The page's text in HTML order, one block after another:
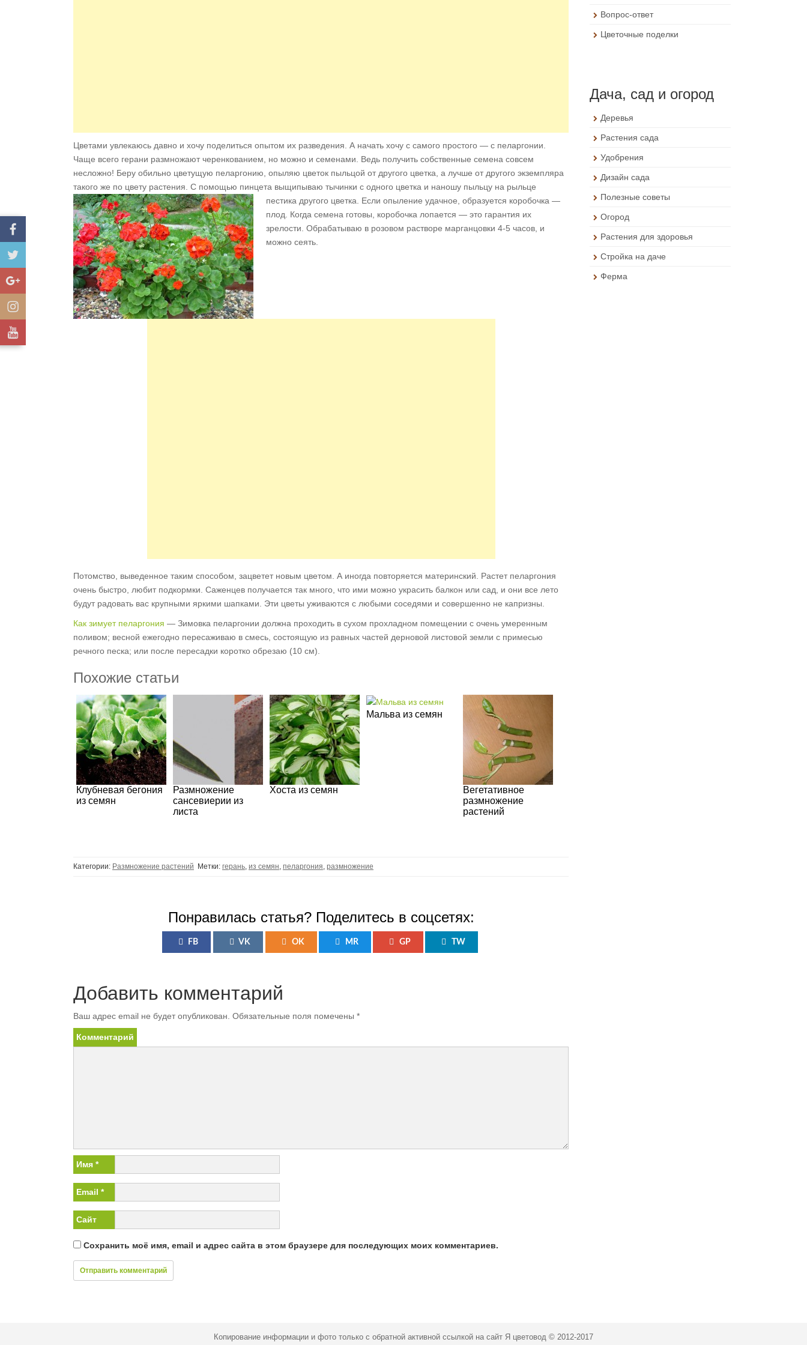
Цветами увлекаюсь давно и хочу поделиться опытом их разведения. А начать хочу с самого простого — с пеларгонии.
Чаще всего герани размножают черенкованием, но можно и семенами. Ведь получить собственные семена совсем
несложно! Беру обильно цветущую пеларгонию, опыляю цветок пыльцой от другого цветка, а лучше от другого экземпляра
такого же по цвету растения. С помощью пинцета выщипываю тычинки с одного цветка и наношу пыльцу на рыльце
пестика другого цветка. Если опыление удачное, образуется коробочка —
плод. Когда семена готовы, коробочка лопается — это гарантия их
зрелости. Обрабатываю в розовом растворе марганцовки 4-5 часов, и
можно сеять.
Потомство, выведенное таким способом, зацветет новым цветом. А иногда повторяется материнский. Растет пеларгония
очень быстро, любит подкормки. Саженцев получается так много, что ими можно украсить балкон или сад, и они все лето
будут радовать вас крупными яркими шапками. Эти цветы уживаются с любыми соседями и совершенно не капризны.
Как зимует пеларгония — Зимовка пеларгонии должна проходить в сухом прохладном помещении с очень умеренным
поливом; весной ежегодно пересаживаю в смесь, состоящую из равных частей дерновой листовой земли с примесью
речного песка; или после пересадки коротко обрезаю (10 см).
Похожие статьи
Клубневая бегония
из семян
Размножение
сансевиерии из
листа
Хоста из семян
Мальва из семян
Вегетативное
размножение
растений
Категории: Размножение растений Метки: герань, из семян, пеларгония, размножение
Понравилась статья? Поделитесь в соцсетях:
FB VK OK MR GP TW
Добавить комментарий
Ваш адрес email не будет опубликован. Обязательные поля помечены *
Комментарий
Имя *
Email *
Сайт
Сохранить моё имя, email и адрес сайта в этом браузере для последующих моих комментариев.
Вопрос-ответ
Цветочные поделки
Дача, сад и огород
Деревья
Растения сада
Удобрения
Дизайн сада
Полезные советы
Огород
Растения для здоровья
Стройка на даче
Ферма
Копирование информации и фото только с обратной активной ссылкой на сайт Я цветовод © 2012-2017